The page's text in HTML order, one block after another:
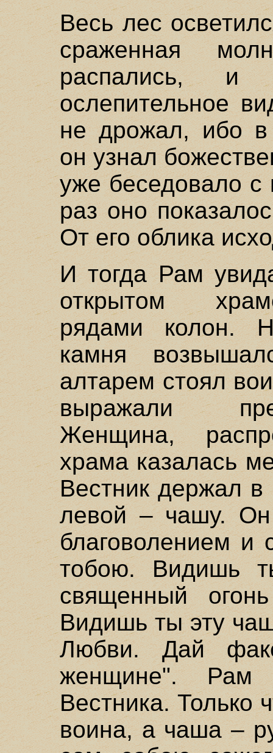
Весь лес
сраженная
распались,
ослепительное
не дрожал, ибо в
он узнал
уже беседовало
раз оно
От его облика
И тогда Рам
открытом
рядами колон.
камня
алтарем стоял
выражали
Женщина,
храма казалась
Вестник держал
левой – чашу.
благоволением и
тобою. Видишь
священный
Видишь ты эту
Любви. Дай
женщине". Рам
Вестника. Только
воина, а чаша –